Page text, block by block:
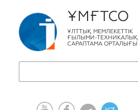
ҰМҒТСО
ҰЛТТЫҚ МЕМЛЕКЕТТІК
ҒЫЛЫМИ-ТЕХНИКАЛЫҚ
САРАПТАМА ОРТАЛЫҒЫ